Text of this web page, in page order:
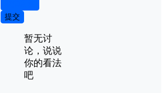
提交
暂无讨
论，说说
你的看法
吧